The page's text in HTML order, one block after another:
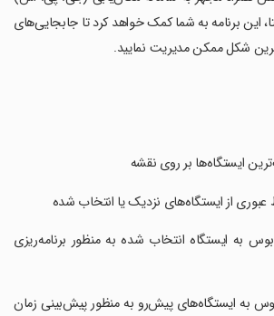
این برنامه به شما کمک خواهد کرد تا جابجایی‌های
شکل ممکن مدیریت نمایید.
ایستگاه‌ها بر روی نقشه
از ایستگاه‌های نزدیک یا انتخاب شده
به ایستگاه‌ انتخاب شده به منظور برنامه‌ریزی
به ایستگاه‌های پیش‌رو به منظور پیش‌بینی زمان